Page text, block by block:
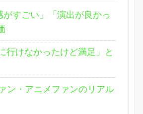
がすごい」「演出が良かっ
行けなかったけど満足」と
ン・アニメファンのリアル